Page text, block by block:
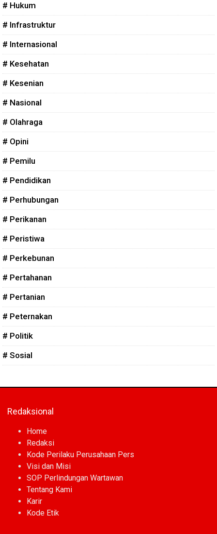
# Hukum
# Infrastruktur
# Internasional
# Kesehatan
# Kesenian
# Nasional
# Olahraga
# Opini
# Pemilu
# Pendidikan
# Perhubungan
# Perikanan
# Peristiwa
# Perkebunan
# Pertahanan
# Pertanian
# Peternakan
# Politik
# Sosial
Redaksional
Home
Redaksi
Kode Perilaku Perusahaan Pers
Visi dan Misi
SOP Perlindungan Wartawan
Tentang Kami
Karir
Kode Etik